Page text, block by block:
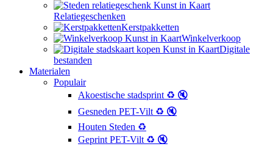
Relatiegeschenken
Kerstpakketten
Winkelverkoop
Digitale
bestanden
Materialen
Populair
Akoestische stadsprint ♻️ 🔇
Gesneden PET-Vilt ♻️ 🔇
Houten Steden ♻️
Geprint PET-Vilt ♻️ 🔇